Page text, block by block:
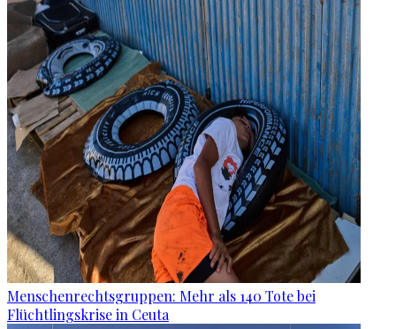
Menschenrechtsgruppen: Mehr als 140 Tote bei
Flüchtlingskrise in Ceuta